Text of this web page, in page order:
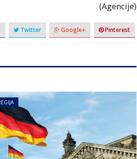
(Agencije)
Twitter Google+ Pinterest